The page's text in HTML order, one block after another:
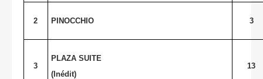
2 PINOCCHIO 3
3
PLAZA SUITE
(Inédit)
13